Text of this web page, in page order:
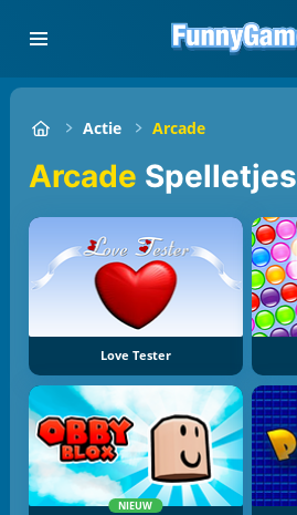
Actie Arcade
Arcade Spelletjes
Love Tester
NIEUW